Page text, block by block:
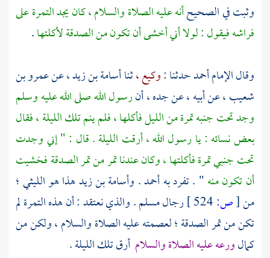
وثبت في الصحيحأنه عليه الصلاة والسلام ، كان يجد التمرة على
فراشه فيقول : لولا أني أخشى أن تكون من الصدقة لأكلتها.
وقال الإمامأحمدحدثنا :وكيع ،ثناأسامة بن زيد ،عنعمرو بن
شعيب ،عن أبيه ، عن جده ، أنرسول الله صلى الله عليه وسلم
وجد تحت جنبه تمرة من الليل فأكلها ، فلم ينم تلك الليلة ، فقال
بعض نسائه : يا رسول الله ، أرقت الليلة . قال : " إني وجدت
تحت جنبي تمرة فأكلتها ، وكان عندنا تمر من تمر الصدقة فخشيت
أن تكون منه" . تفرد بهأحمد. وأسامة بن زيد هذا هو الليثي ؛
من[ص: رجالمسلم. والذي نعتقد : أن هذه التمرة لم
تكن من تمر الصدقة ؛ لعصمته عليه الصلاة والسلام ، ولكن من
كمالورعه عليه الصلاة والسلام أرق تلك الليلة .